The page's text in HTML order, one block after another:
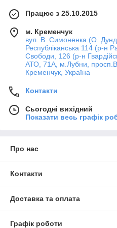
Працює з 25.10.2015
м. Кременчук
вул. В. Симоненка (О.
Республіканська 114 (р-н
Свободи, 126 (р-н
АТО, 71А, м.Лубни,
Кременчук, Україна
Контакти
Сьогодні вихідний
Показати весь графік
Про нас
Контакти
Доставка та оплата
Графік роботи